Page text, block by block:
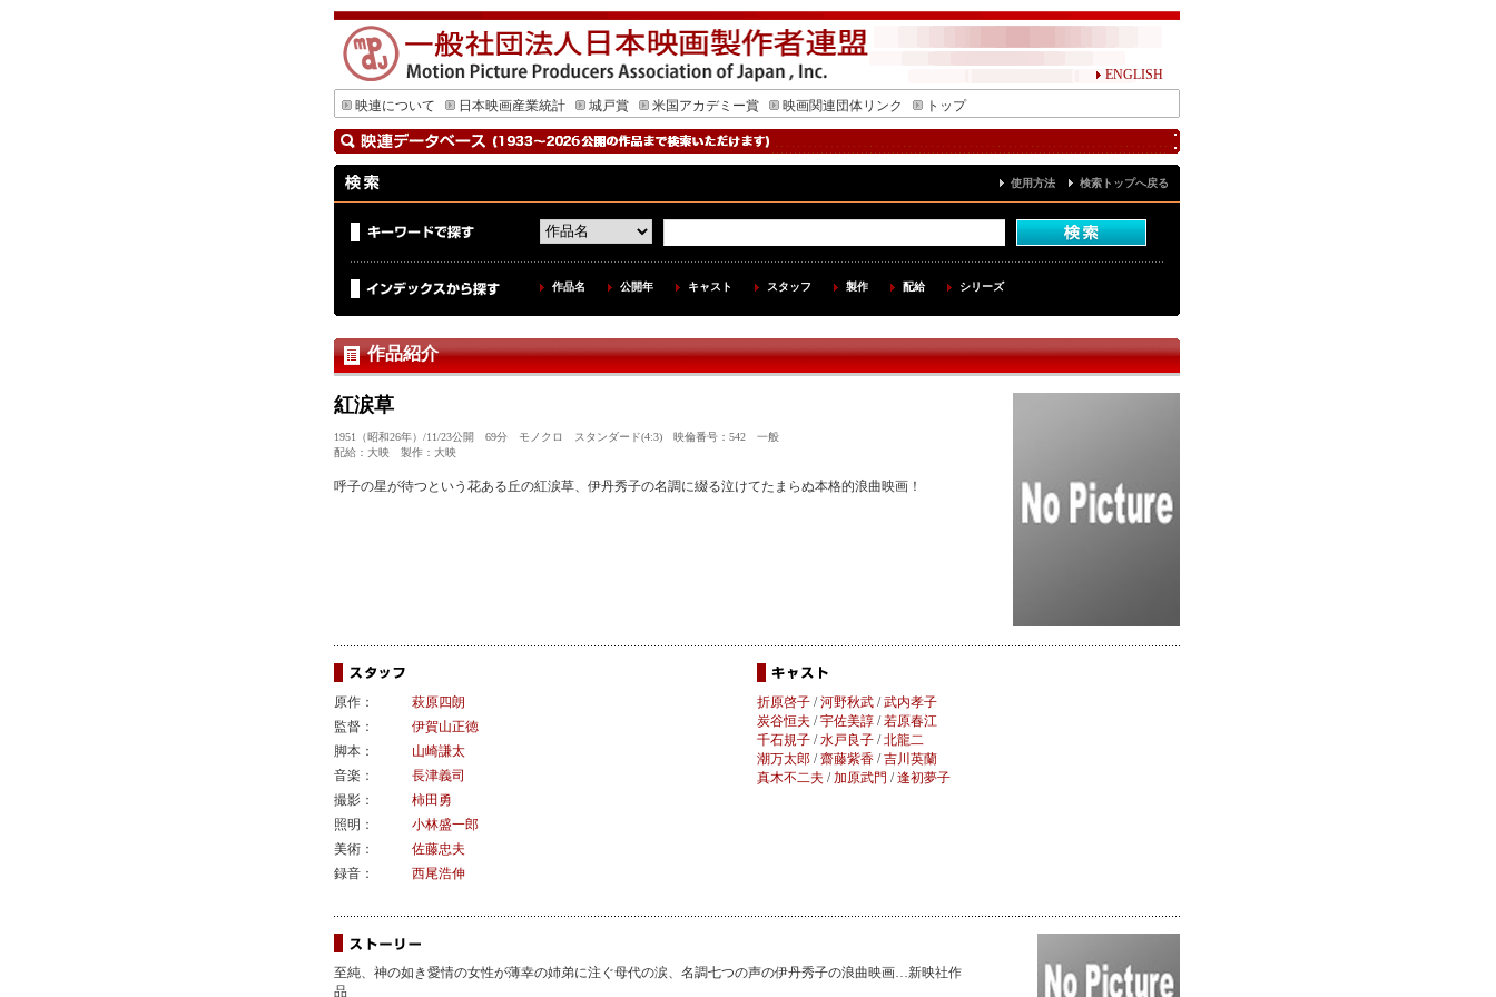
ENGLISH
映連について
日本映画産業統計 城戸賞 米国アカデミー賞 映画関連団体リンク トップ
使用方法 検索トップへ戻る
作品名 公開年 キャスト スタッフ 製作 配給 シリーズ
作品紹介
紅涙草
1951（昭和26年）/11/23公開 69分 モノクロ スタンダード(4:3) 映倫番号：542 一般
配給：大映 製作：大映
呼子の星が待つという花ある丘の紅涙草、伊丹秀子の名調に綴る泣けてたまらぬ本格的浪曲映画！
原作：
萩原四朗
監督：
伊賀山正徳
脚本：
山崎謙太
音楽：
長津義司
撮影：
柿田勇
照明：
小林盛一郎
美術：
佐藤忠夫
録音：
西尾浩伸
折原啓子/河野秋武/武内孝子
炭谷恒夫 /宇佐美諄/若原春江
千石規子/水戸良子/北龍二
潮万太郎/齋藤紫香/吉川英蘭
真木不二夫 /加原武門 /逢初夢子
至純、神の如き愛情の女性が薄幸の姉弟に注ぐ母代の涙、名調七つの声の伊丹秀子の浪曲映画…新映社作
品